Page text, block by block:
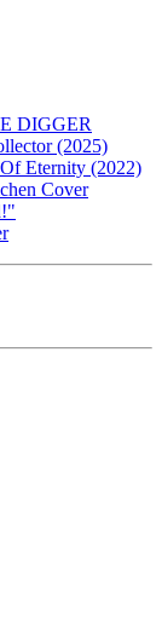
DIGGER
(2025)
Eternity (2022)
Cover